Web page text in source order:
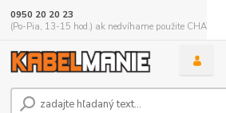
0950 20 20 23
(Po-Pia, 13-15 hod.) ak nedvíhame použite CHATBOX